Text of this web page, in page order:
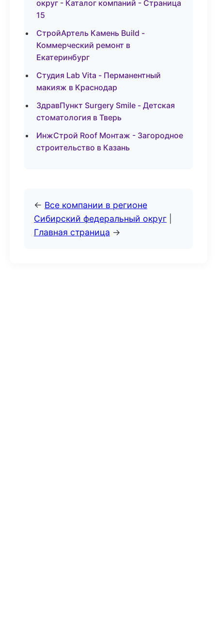
округ - Каталог компаний - Страница
15
СтройАртель Камень Build -
Коммерческий ремонт в
Екатеринбург
Студия Lab Vita - Перманентный
макияж в Краснодар
ЗдравПункт Surgery Smile - Детская
стоматология в Тверь
ИнжСтрой Roof Монтаж - Загородное
строительство в Казань
← Все компании в регионе
Сибирский федеральный округ
Главная страница →